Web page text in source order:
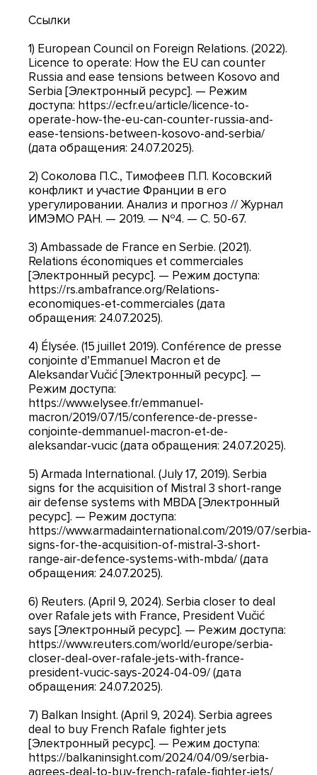
Ссылки
1) European Council on Foreign Relations. (2022).
Licence to operate: How the EU can counter
Russia and ease tensions between Kosovo and
Serbia [Электронный ресурс]. — Режим
доступа: https://ecfr.eu/article/licence-to-
operate-how-the-eu-can-counter-russia-and-
ease-tensions-between-kosovo-and-serbia/
(дата обращения: 24.07.2025).
2) Соколова П.С., Тимофеев П.П. Косовский
конфликт и участие Франции в его
урегулировании. Анализ и прогноз // Журнал
ИМЭМО РАН. — 2019. — №4. — С. 50-67.
3) Ambassade de France en Serbie. (2021).
Relations économiques et commerciales
[Электронный ресурс]. — Режим доступа:
https://rs.ambafrance.org/Relations-
economiques-et-commerciales (дата
обращения: 24.07.2025).
4) Élysée. (15 juillet 2019). Conférence de presse
conjointe d’Emmanuel Macron et de
Aleksandar Vučić [Электронный ресурс]. —
Режим доступа:
https://www.elysee.fr/emmanuel-
macron/2019/07/15/conference-de-presse-
conjointe-demmanuel-macron-et-de-
aleksandar-vucic (дата обращения: 24.07.2025).
5) Armada International. (July 17, 2019). Serbia
signs for the acquisition of Mistral 3 short-range
air defense systems with MBDA [Электронный
ресурс]. — Режим доступа:
https://www.armadainternational.com/2019/07/serbia-
signs-for-the-acquisition-of-mistral-3-short-
range-air-defence-systems-with-mbda/ (дата
обращения: 24.07.2025).
6) Reuters. (April 9, 2024). Serbia closer to deal
over Rafale jets with France, President Vučić
says [Электронный ресурс]. — Режим доступа:
https://www.reuters.com/world/europe/serbia-
closer-deal-over-rafale-jets-with-france-
president-vucic-says-2024-04-09/ (дата
обращения: 24.07.2025).
7) Balkan Insight. (April 9, 2024). Serbia agrees
deal to buy French Rafale fighter jets
[Электронный ресурс]. — Режим доступа:
https://balkaninsight.com/2024/04/09/serbia-
agrees-deal-to-buy-french-rafale-fighter-jets/